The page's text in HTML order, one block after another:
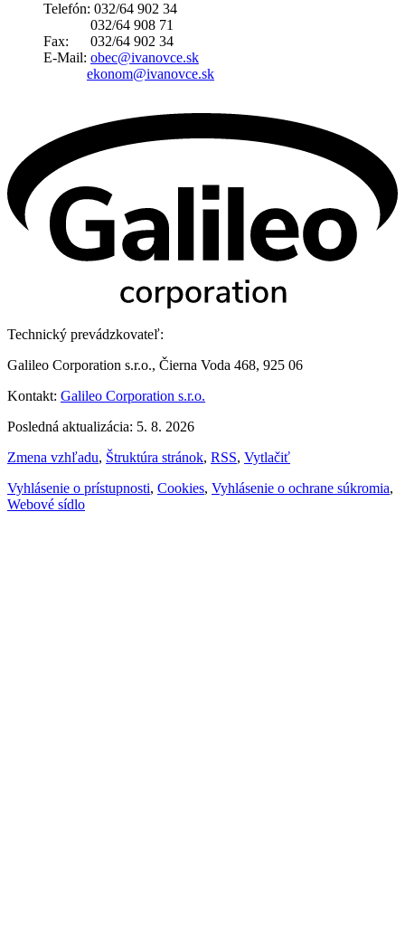
Telefón: 032/64 902 34
032/64 908 71
Fax: 032/64 902 34
E-Mail: obec@ivanovce.sk
ekonom@ivanovce.sk
Technický prevádzkovateľ:
Galileo Corporation s.r.o., Čierna Voda 468, 925 06
Kontakt: Galileo Corporation s.r.o.
Posledná aktualizácia: 5. 8. 2026
Zmena vzhľadu, Štruktúra stránok, RSS, Vytlačiť
Vyhlásenie o prístupnosti, Cookies, Vyhlásenie o ochrane súkromia,
Webové sídlo